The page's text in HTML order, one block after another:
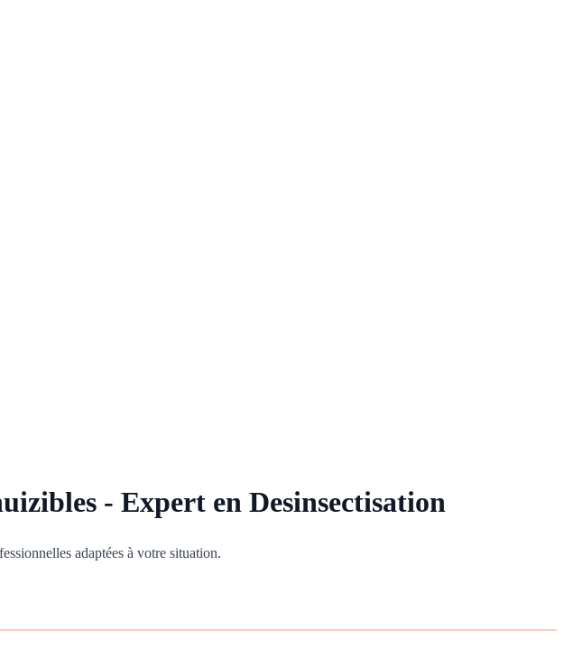
- Expert en Desinsectisation
adaptées à votre situation.